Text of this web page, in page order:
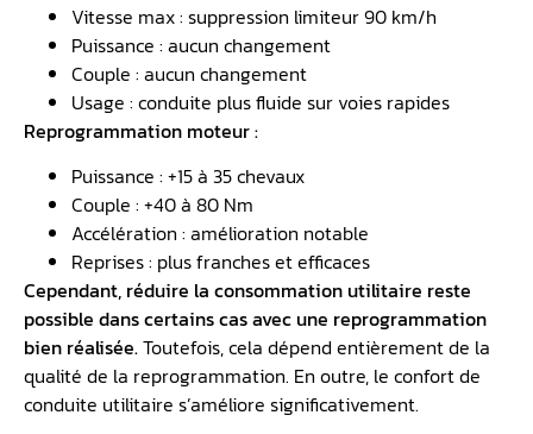
Vitesse max : suppression limiteur 90 km/h
Puissance : aucun changement
Couple : aucun changement
Usage : conduite plus fluide sur voies rapides
Reprogrammation moteur :
Puissance : +15 à 35 chevaux
Couple : +40 à 80 Nm
Accélération : amélioration notable
Reprises : plus franches et efficaces
Cependant, réduire la consommation utilitaire reste
possible dans certains cas avec une reprogrammation
bien réalisée.Toutefois, cela dépend entièrement de la
qualité de la reprogrammation. En outre, le confort de
conduite utilitaire s’améliore significativement.